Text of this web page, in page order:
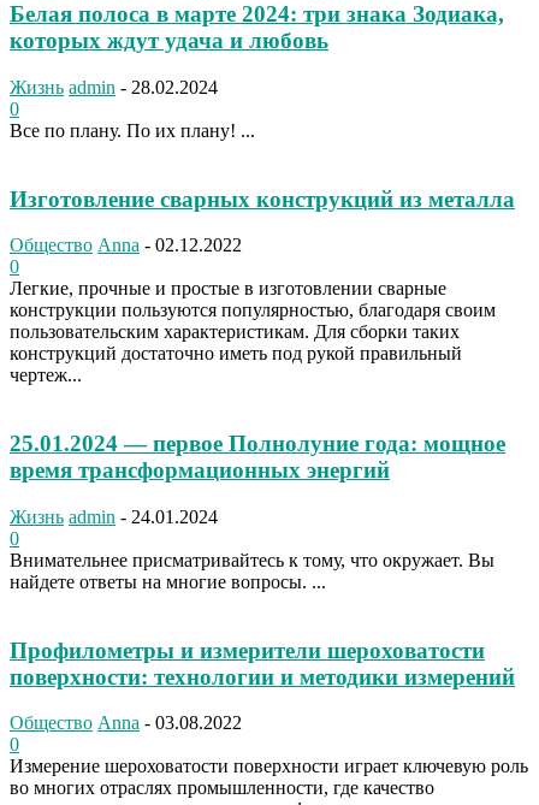
Белая полоса в марте 2024: три знака Зодиака,
которых ждут удача и любовь
Жизнь admin - 28.02.2024
0
Все по плану. По их плану! ...
Изготовление сварных конструкций из металла
Общество Anna - 02.12.2022
0
Легкие, прочные и простые в изготовлении сварные
конструкции пользуются популярностью, благодаря своим
пользовательским характеристикам. Для сборки таких
конструкций достаточно иметь под рукой правильный
чертеж...
25.01.2024 — первое Полнолуние года: мощное
время трансформационных энергий
Жизнь admin - 24.01.2024
0
Внимательнее присматривайтесь к тому, что окружает. Вы
найдете ответы на многие вопросы. ...
Профилометры и измерители шероховатости
поверхности: технологии и методики измерений
Общество Anna - 03.08.2022
0
Измерение шероховатости поверхности играет ключевую роль
во многих отраслях промышленности, где качество